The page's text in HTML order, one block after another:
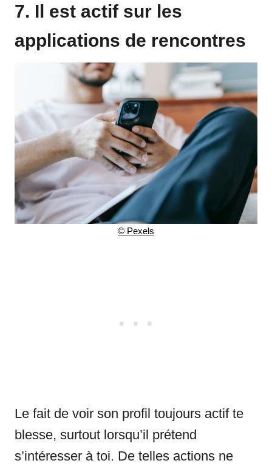
7. Il est actif sur les
applications de rencontres
© Pexels
Le fait de voir son profil toujours actif te
blesse, surtout lorsqu’il prétend
s’intéresser à toi. De telles actions ne